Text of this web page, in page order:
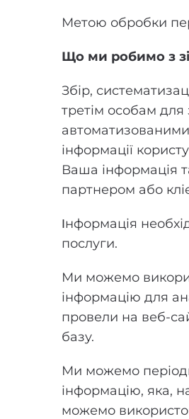
Метою обробки
Що ми робимо з
Збір,
третім особам для
інформації
Ваша інформація
партнером або
Інформація
послуги.
Ми можемо
інформацію для
провели на веб-
базу.
Ми можемо
інформацію, яка,
можемо